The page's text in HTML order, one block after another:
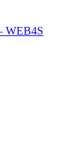
WEB4S